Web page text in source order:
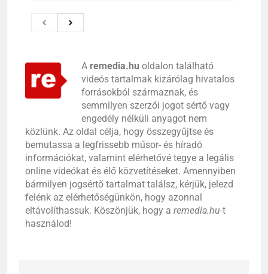
A remedia.hu oldalon található
videós tartalmak kizárólag hivatalos
forrásokból származnak, és
semmilyen szerzői jogot sértő vagy
engedély nélküli anyagot nem
közlünk. Az oldal célja, hogy összegyűjtse és
bemutassa a legfrissebb műsor- és híradó
információkat, valamint elérhetővé tegye a legális
online videókat és élő közvetítéseket. Amennyiben
bármilyen jogsértő tartalmat találsz, kérjük, jelezd
felénk az elérhetőségünkön, hogy azonnal
eltávolíthassuk. Köszönjük, hogy a remedia.hu-t
használod!